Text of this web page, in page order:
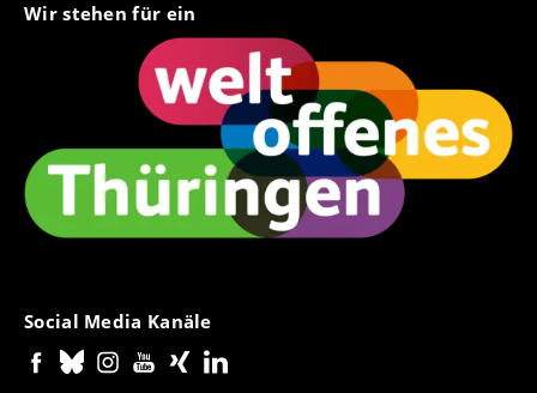
Wir stehen für ein
Social Media Kanäle